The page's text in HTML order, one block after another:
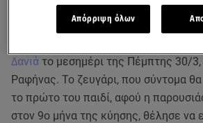
Δανιά το μεσημέρι της Πέμπτης 30/
Ραφήνας. Το ζευγάρι, που σύντομα
το πρώτο του παιδί, αφού η
στον 9ο μήνα της κύησης, θέλησε να
Απόρριψη όλων